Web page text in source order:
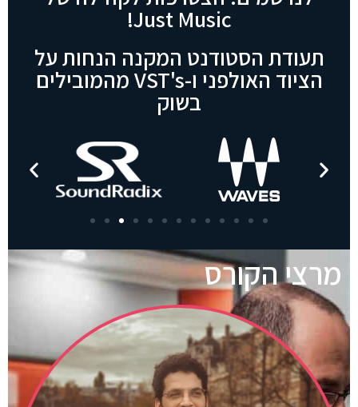
Just Music!
תעודת הסטודנט המקנה הנחות על
הציוד האולפני ו-VST's מהמובילים
בשוק
מרצי הקורס